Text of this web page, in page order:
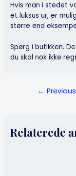
Hvis man i stedet
et luksus ur, er
større end
Spørg i butikken.
du skal nok ikke
←
Relaterede